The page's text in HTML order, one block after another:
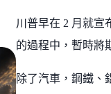
川普早在 2 月就宣
的過程中，暫時將
除了汽車，鋼鐵、